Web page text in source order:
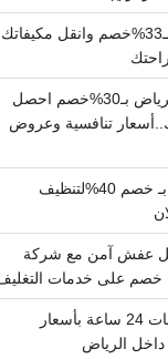
نقل مكيفات سبليت بالرياض بـ33%خصم وانقل مكيفاتك
دينا نقل عفش داخل وخارج الرياض بـ30%خصم احصل
تنافسية وعروض
شركة تنظيف مطابخ بالرياض بـ خصم 40%لتنظيف
عفش آمن مع شركة
نقل عفش داخل الرياض..خدمات 24 ساعة بأسعار